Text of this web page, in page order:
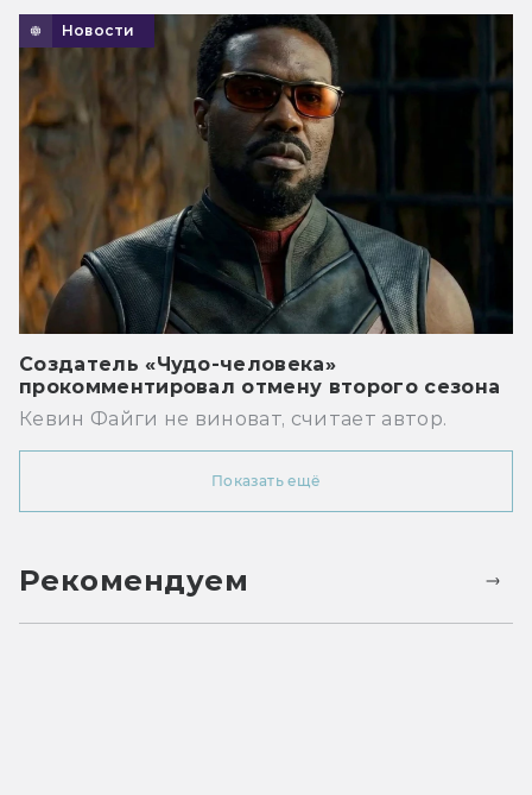
Новости
Создатель «Чудо-человека»
прокомментировал отмену второго сезона
Кевин Файги не виноват, считает автор.
Показать ещё
Рекомендуем